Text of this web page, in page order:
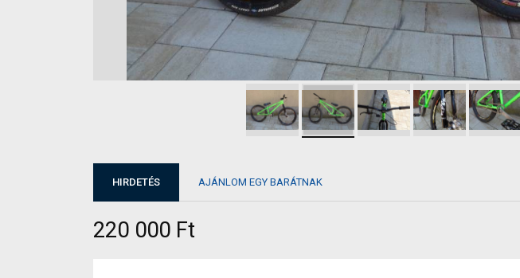
HIRDETÉS AJÁNLOM EGY BARÁTNAK
220 000 Ft